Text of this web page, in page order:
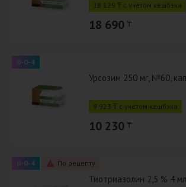
18 129 ₸ с учётом кешбэка
18 690 ₸
0-0-4
Урсозим 250 мг, №60,
9 923 ₸ с учётом кешбэка
10 230 ₸
0-0-4 По рецепту
Тиотриазолин 2,5 % 4